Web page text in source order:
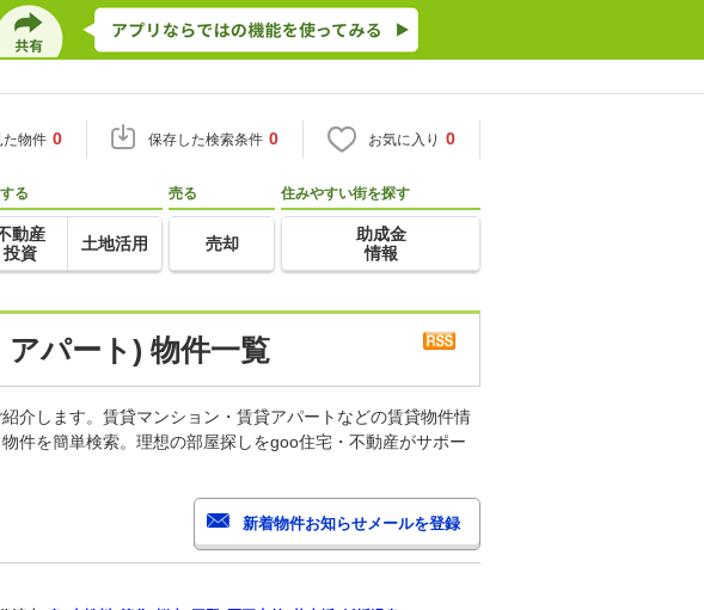
た物件 0 保存した検索条件 0 お気に入り 0
る
動産
投資
土地活用
売る
売却
住みやすい街を探す
助成金
情報
パート) 物件一覧
介します。賃貸マンション・賃貸アパートなどの賃貸物件情
件を簡単検索。理想の部屋探しをgoo住宅・不動産がサポー